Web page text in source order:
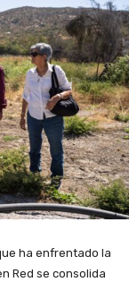
ha enfrentado la
Red se consolida